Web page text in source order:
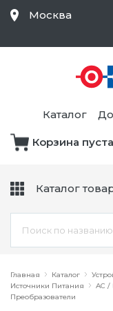
Главная Каталог
Источники Питания
AC /
Преобразователи
Москва
Каталог
Корзина
Каталог
Средства Контроля
Статического
Электричества и
Безопасности,
Товары для Чистых
Цепи
Оборудование